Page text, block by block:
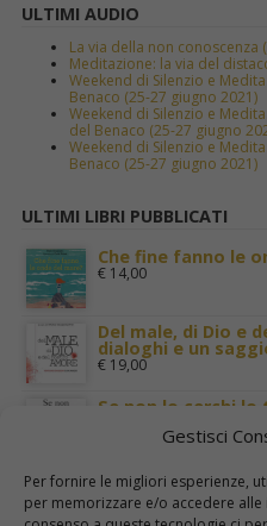
Gestisci
Per fornire le migliori esperienze,
per memorizzare e/o accedere
ULTIMI AUDIO
La via della non conoscenza
Meditazione: la via del
Weekend di Silenzio e
Benaco (25-27 giugno 2021)
Weekend di Silenzio e
del Benaco (25-27 giugno
Weekend di Silenzio e
Benaco (25-27 giugno 2021)
ULTIMI LIBRI PUBBLICATI
Che fine fanno le
€14,00
Del male, di Dio e
dialoghi e un
€19,00
Se non lo cerchi lo
Terra Santa nei
€29,00